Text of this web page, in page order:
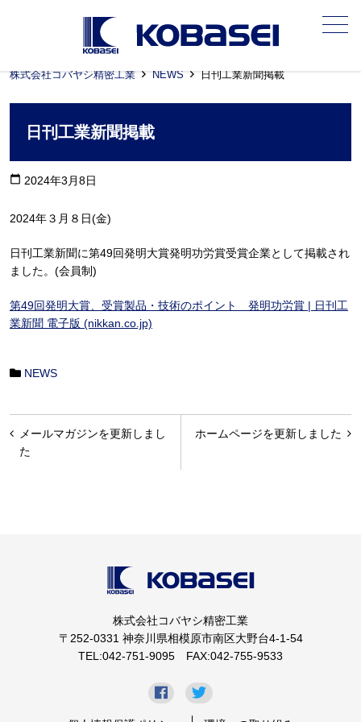
メニュー
株式会社コバヤシ精密工業 NEWS 日刊工業新聞掲載
日刊工業新聞掲載
calendar_today 2024年3月8日
2024年３月８日(金)
日刊工業新聞に第49回発明大賞発明功労賞受賞企業として掲載され
ました。(会員制)
第49回発明大賞、受賞製品・技術のポイント 発明功労賞 | 日刊工
業新聞 電子版 (nikkan.co.jp)
NEWS
投
稿
ホームページを更新しました
メールマガジンを更新しまし
た
株式会社コバヤシ精密工業
〒252-0331 神奈川県相模原市南区大野台4-1-54
TEL:042-751-9095 FAX:042-755-9533